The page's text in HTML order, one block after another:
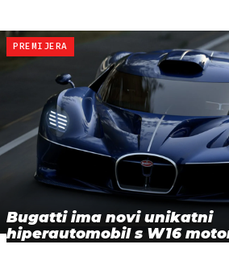
PREMIJERA
Bugatti ima novi unikatni
hiperautomobil s W16